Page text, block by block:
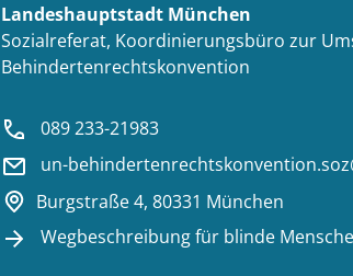
Landeshauptstadt München
Sozialreferat, Koordinierungsbüro zur
Behindertenrechtskonvention
089 233-21983
un-
Burgstraße 4, 80331 München
Wegbeschreibung für blinde